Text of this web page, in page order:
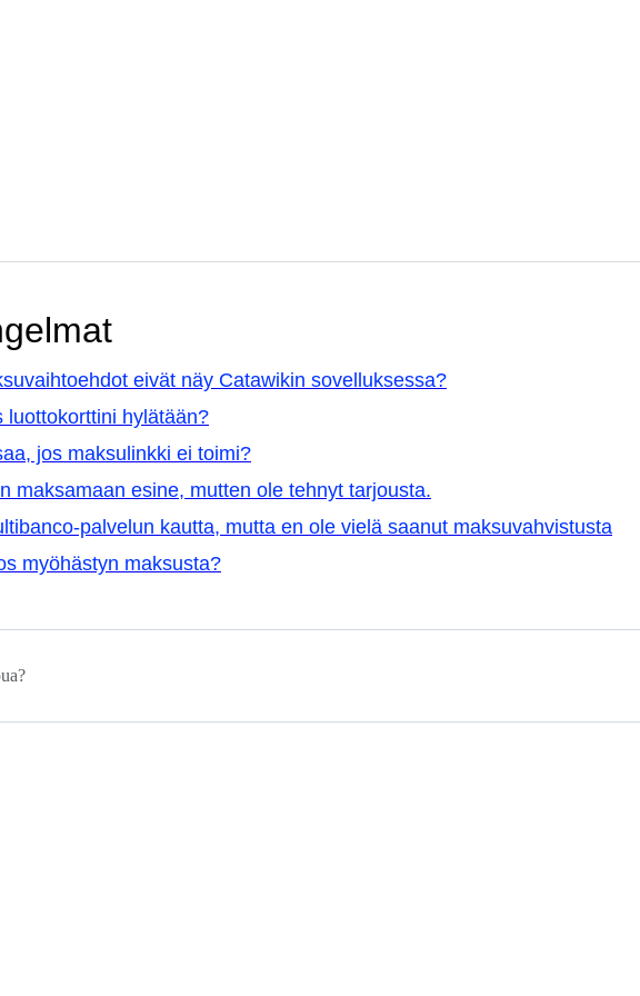
eivät näy Catawikin sovelluksessa?
luottokorttini hylätään?
jos maksulinkki ei toimi?
maksamaan esine, mutten ole tehnyt tarjousta.
palvelun kautta, mutta en ole vielä saanut maksuvahvistusta
myöhästyn maksusta?